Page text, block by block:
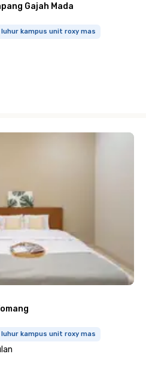
Gajah Mada
kampus unit roxy mas
kampus unit roxy mas